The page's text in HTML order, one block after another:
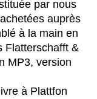
par nous
auprès
à la main en
Flatterschafft &
MP3, version
à Plattfon